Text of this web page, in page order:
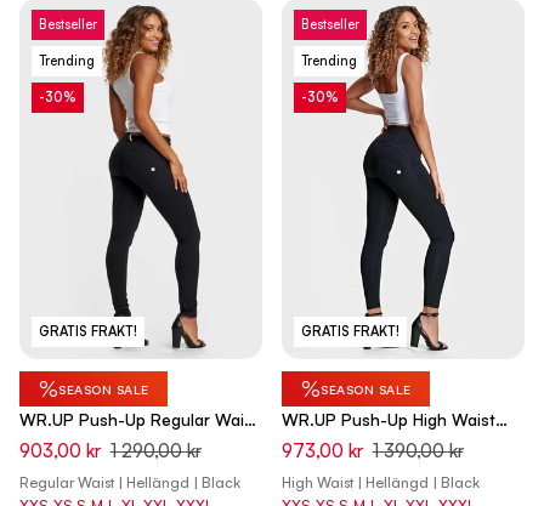
Bestseller
Trending
GRATIS FRAKT!
-30%
%SEASON SALE
WR.UP Push-Up Regular Waist
Skinny Pants - Black
903,00 kr 1 290,00 kr
Regular Waist | Hellängd | Black
Bestseller
Trending
GRATIS FRAKT!
-30%
%SEASON SALE
WR.UP Push-Up High Waist
Skinny Pants - Black
973,00 kr 1 390,00 kr
High Waist | Hellängd | Black